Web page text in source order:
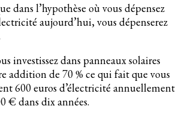
dans l’hypothèse où vous dépensez
aujourd’hui, vous dépenserez
investissez dans panneaux solaires
addition de 70 % ce qui fait que vous
600 euros d’électricité annuellement
€ dans dix années.